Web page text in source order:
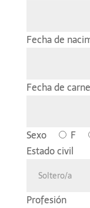
Fecha de
Fecha de
Sexo F
Estado civil
Profesión